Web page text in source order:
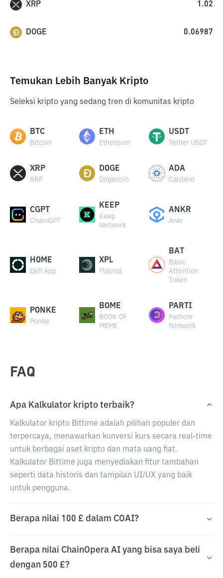
XRP 1.02
DOGE 0.06987
Temukan Lebih Banyak Kripto
Seleksi kripto yang sedang tren di komunitas kripto
BTC
Bitcoin
ETH
Ethereum
USDT
Tether USDT
XRP
XRP
DOGE
Dogecoin
ADA
Cardano
CGPT
ChainGPT
KEEP
Keep
Network
ANKR
Ankr
HOME
Defi App
XPL
Plasma
BAT
Basic
Attention
Token
PONKE
Ponke
BOME
BOOK OF
MEME
PARTI
Particle
Network
FAQ
Apa Kalkulator kripto terbaik?
Kalkulator kripto Bittime adalah pilihan populer dan
terpercaya, menawarkan konversi kurs secara real-time
untuk berbagai aset kripto dan mata uang fiat.
Kalkulator Bittime juga menyediakan fitur tambahan
seperti data historis dan tampilan UI/UX yang baik
untuk pengguna.
Berapa nilai 100 £ dalam COAI?
Berapa nilai ChainOpera AI yang bisa saya beli
dengan 500 £?